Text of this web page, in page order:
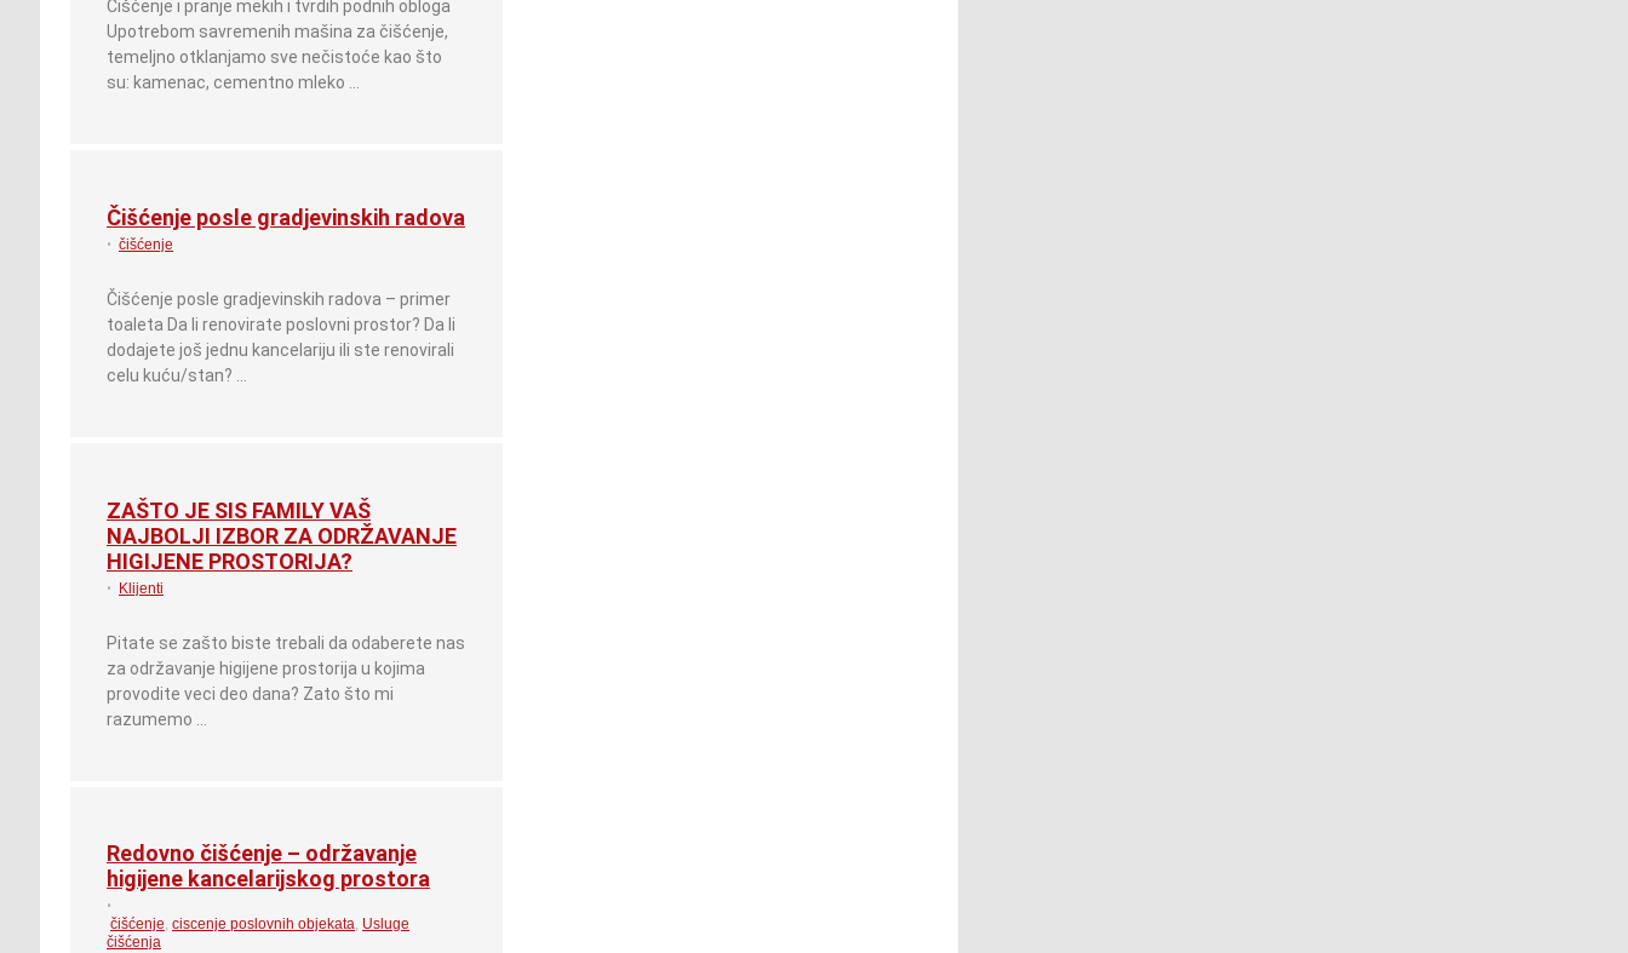
Čišćenje i pranje mekih i tvrdih podnih obloga
Upotrebom savremenih mašina za čišćenje,
temeljno otklanjamo sve nečistoće kao što
su: kamenac, cementno mleko …
Čišćenje posle gradjevinskih radova
• čišćenje
Čišćenje posle gradjevinskih radova – primer
toaleta Da li renovirate poslovni prostor? Da li
dodajete još jednu kancelariju ili ste renovirali
celu kuću/stan? …
ZAŠTO JE SIS FAMILY VAŠ
NAJBOLJI IZBOR ZA ODRŽAVANJE
HIGIJENE PROSTORIJA?
• Klijenti
Pitate se zašto biste trebali da odaberete nas
za održavanje higijene prostorija u kojima
provodite veci deo dana? Zato što mi
razumemo …
Redovno čišćenje – održavanje
higijene kancelarijskog prostora
•
čišćenje, ciscenje poslovnih objekata, Usluge
čišćenja